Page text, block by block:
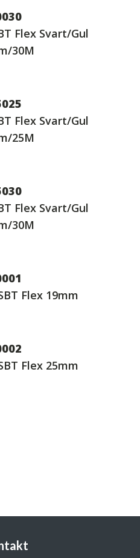
Flex Svart/Gul
30M
Flex Svart/Gul
25M
Flex Svart/Gul
30M
Flex 19mm
Flex 25mm